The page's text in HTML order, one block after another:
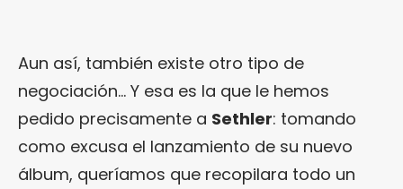
Aun así, también existe otro tipo de
negociación… Y esa es la que le hemos
pedido precisamente a Sethler: tomando
como excusa el lanzamiento de su nuevo
álbum, queríamos que recopilara todo un